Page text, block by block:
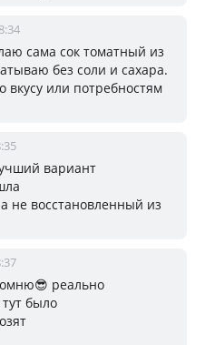
сама сок томатный из
без соли и сахара.
или потребностям
вариант
не восстановленный из
реально
было